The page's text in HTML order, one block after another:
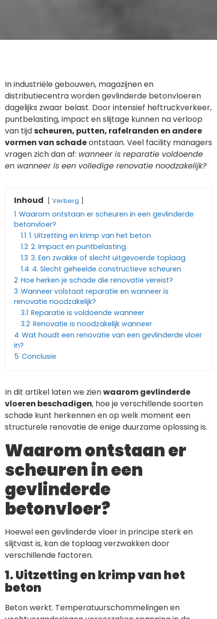
In industriële gebouwen, magazijnen en
distributiecentra worden gevlinderde betonvloeren
dagelijks zwaar belast. Door intensief heftruckverkeer,
puntbelasting, impact en slijtage kunnen na verloop
van tijdscheuren, putten, rafelranden en andere
vormen van schadeontstaan. Veel facility managers
vragen zich dan af: wanneer is reparatie voldoende
en wanneer is een volledige renovatie noodzakelijk?
Inhoud Verberg
1 Waarom ontstaan er scheuren in een gevlinderde
betonvloer?
1.1 1. Uitzetting en krimp van het beton
1.2 2. Impact en puntbelasting
1.3 3. Een zwakke of slecht uitgevoerde toplaag
1.4 4. Slecht geheelde constructieve scheuren
2 Hoe herken je schade die renovatie vereist?
3 Wanneer volstaat reparatie en wanneer is
renovatie noodzakelijk?
3.1 Reparatie is voldoende wanneer
3.2 Renovatie is noodzakelijk wanneer
4 Wat houdt een renovatie van een gevlinderde vloer
in?
5 Conclusie
In dit artikel laten we zienwaarom gevlinderde
vloeren beschadigen, hoe je verschillende soorten
schade kunt herkennen en op welk moment een
structurele renovatie de enige duurzame oplossing is.
Waarom ontstaan er
scheuren in een
gevlinderde
betonvloer?
Hoewel een gevlinderde vloer in principe sterk en
slijtvast is, kan de toplaag verzwakken door
verschillende factoren.
1. Uitzetting en krimp van het
beton
Beton werkt. Temperatuurschommelingen en